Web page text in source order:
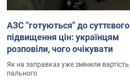
АЗС "готуються" до суттєвого
підвищення цін: українцям
розповіли, чого очікувати
Як на заправках уже змінили вартість
пального